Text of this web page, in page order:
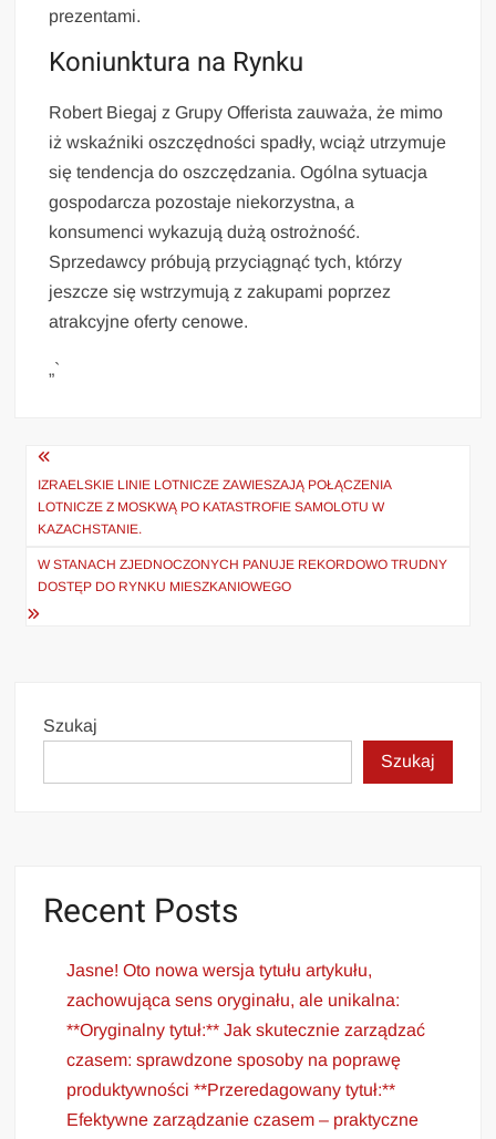
prezentami.
Koniunktura na Rynku
Robert Biegaj z Grupy Offerista zauważa, że mimo
iż wskaźniki oszczędności spadły, wciąż utrzymuje
się tendencja do oszczędzania. Ogólna sytuacja
gospodarcza pozostaje niekorzystna, a
konsumenci wykazują dużą ostrożność.
Sprzedawcy próbują przyciągnąć tych, którzy
jeszcze się wstrzymują z zakupami poprzez
atrakcyjne oferty cenowe.
„`
Nawigacja
wpisu
IZRAELSKIE LINIE LOTNICZE ZAWIESZAJĄ POŁĄCZENIA
LOTNICZE Z MOSKWĄ PO KATASTROFIE SAMOLOTU W
KAZACHSTANIE.
W STANACH ZJEDNOCZONYCH PANUJE REKORDOWO TRUDNY
DOSTĘP DO RYNKU MIESZKANIOWEGO
Szukaj
Szukaj
Recent Posts
Jasne! Oto nowa wersja tytułu artykułu,
zachowująca sens oryginału, ale unikalna:
**Oryginalny tytuł:** Jak skutecznie zarządzać
czasem: sprawdzone sposoby na poprawę
produktywności **Przeredagowany tytuł:**
Efektywne zarządzanie czasem – praktyczne